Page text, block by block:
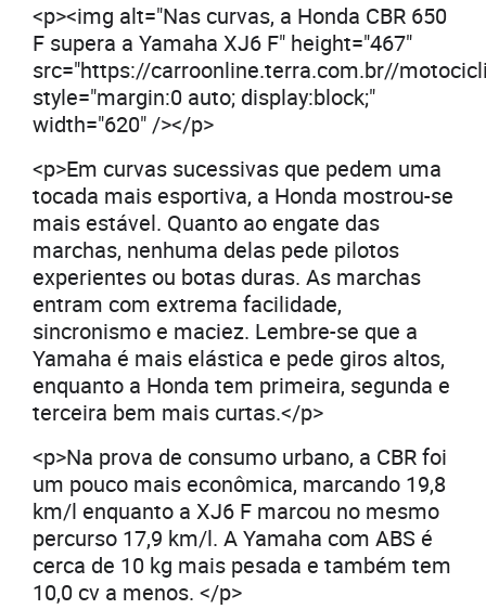
<p><img alt="Nas curvas, a Honda CBR 650
F supera a Yamaha XJ6 F" height="467"
src="https://carroonline.terra.com.br//
style="margin:0 auto; display:block;"
width="620" /></p>
<p>Em curvas sucessivas que pedem uma
tocada mais esportiva, a Honda mostrou-se
mais estável. Quanto ao engate das
marchas, nenhuma delas pede pilotos
experientes ou botas duras. As marchas
entram com extrema facilidade,
sincronismo e maciez. Lembre-se que a
Yamaha é mais elástica e pede giros altos,
enquanto a Honda tem primeira, segunda e
terceira bem mais curtas.</p>
<p>Na prova de consumo urbano, a CBR foi
um pouco mais econômica, marcando 19,8
km/l enquanto a XJ6 F marcou no mesmo
percurso 17,9 km/l. A Yamaha com ABS é
cerca de 10 kg mais pesada e também tem
10,0 cv a menos. </p>